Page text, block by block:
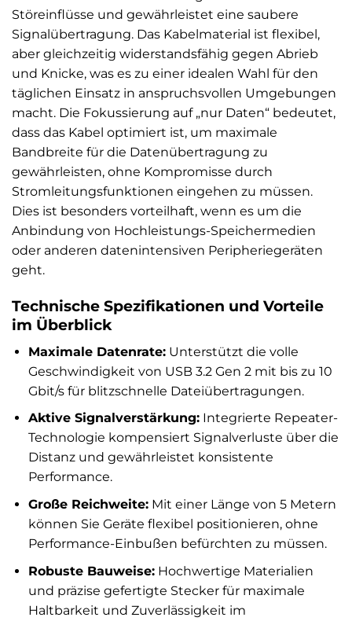
Störeinflüsse und gewährleistet eine saubere
Signalübertragung. Das Kabelmaterial ist flexibel,
aber gleichzeitig widerstandsfähig gegen Abrieb
und Knicke, was es zu einer idealen Wahl für den
täglichen Einsatz in anspruchsvollen Umgebungen
macht. Die Fokussierung auf „nur Daten“ bedeutet,
dass das Kabel optimiert ist, um maximale
Bandbreite für die Datenübertragung zu
gewährleisten, ohne Kompromisse durch
Stromleitungsfunktionen eingehen zu müssen.
Dies ist besonders vorteilhaft, wenn es um die
Anbindung von Hochleistungs-Speichermedien
oder anderen datenintensiven Peripheriegeräten
geht.
Technische Spezifikationen und Vorteile
im Überblick
Maximale Datenrate:Unterstützt die volle
Geschwindigkeit von USB 3.2 Gen 2 mit bis zu 10
Gbit/s für blitzschnelle Dateiübertragungen.
Aktive Signalverstärkung:Integrierte Repeater-
Technologie kompensiert Signalverluste über die
Distanz und gewährleistet konsistente
Performance.
Große Reichweite:Mit einer Länge von 5 Metern
können Sie Geräte flexibel positionieren, ohne
Performance-Einbußen befürchten zu müssen.
Robuste Bauweise:Hochwertige Materialien
und präzise gefertigte Stecker für maximale
Haltbarkeit und Zuverlässigkeit im